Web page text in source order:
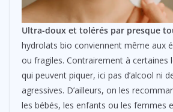
Ultra-doux et tolérés par presque
hydrolats bio conviennent même aux
ou fragiles. Contrairement à certaines
qui peuvent piquer, ici pas d’alcool ni
agressives. D’ailleurs, on les
les bébés, les enfants ou les femmes